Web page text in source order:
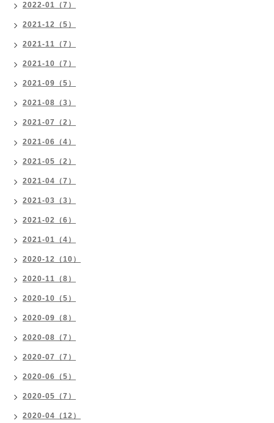
2022-01（7）
2021-12（5）
2021-11（7）
2021-10（7）
2021-09（5）
2021-08（3）
2021-07（2）
2021-06（4）
2021-05（2）
2021-04（7）
2021-03（3）
2021-02（6）
2021-01（4）
2020-12（10）
2020-11（8）
2020-10（5）
2020-09（8）
2020-08（7）
2020-07（7）
2020-06（5）
2020-05（7）
2020-04（12）